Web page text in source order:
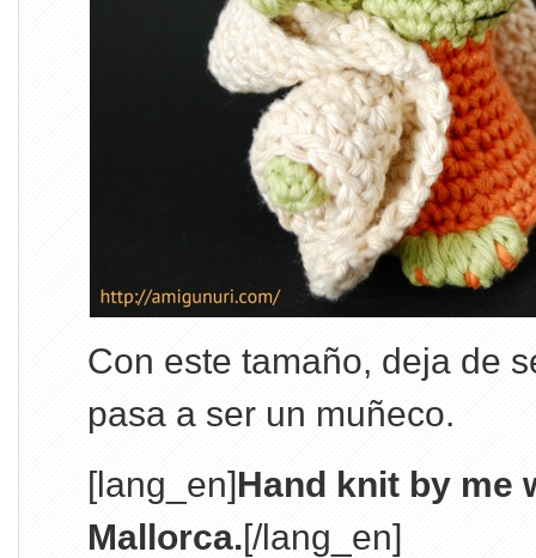
Con este tamaño, deja de
pasa a ser un muñeco.
[lang_en]Hand knit by me
Mallorca.[/lang_en]